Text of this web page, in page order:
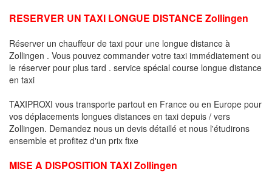
RESERVER UN TAXI LONGUE DISTANCE Zollingen
Réserver un chauffeur de taxi pour une longue distance à
Zollingen . Vous pouvez commander votre taxi immédiatement ou
le réserver pour plus tard . service spécial course longue distance
en taxi
TAXIPROXI vous transporte partout en France ou en Europe pour
vos déplacements longues distances en taxi depuis / vers
Zollingen. Demandez nous un devis détaillé et nous l'étudirons
ensemble et profitez d'un prix fixe
MISE A DISPOSITION TAXI Zollingen